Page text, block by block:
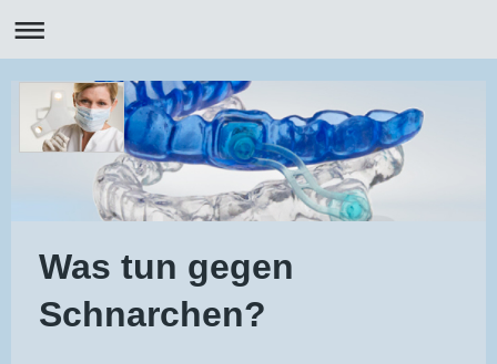
Was tun gegen
Schnarchen?